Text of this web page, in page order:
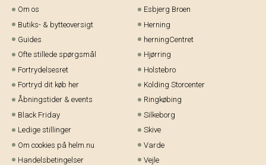
Om os
Butiks- & bytteoversigt
Guides
Ofte stillede spørgsmål
Fortrydelsesret
Fortryd dit køb her
Åbningstider & events
Black Friday
Ledige stillinger
Om cookies på helm.nu
Handelsbetingelser
Esbjerg Broen
Herning
herningCentret
Hjørring
Holstebro
Kolding Storcenter
Ringkøbing
Silkeborg
Skive
Varde
Vejle